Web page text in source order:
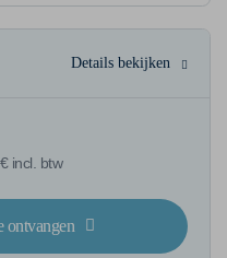
Details bekijken
incl. btw
ontvangen